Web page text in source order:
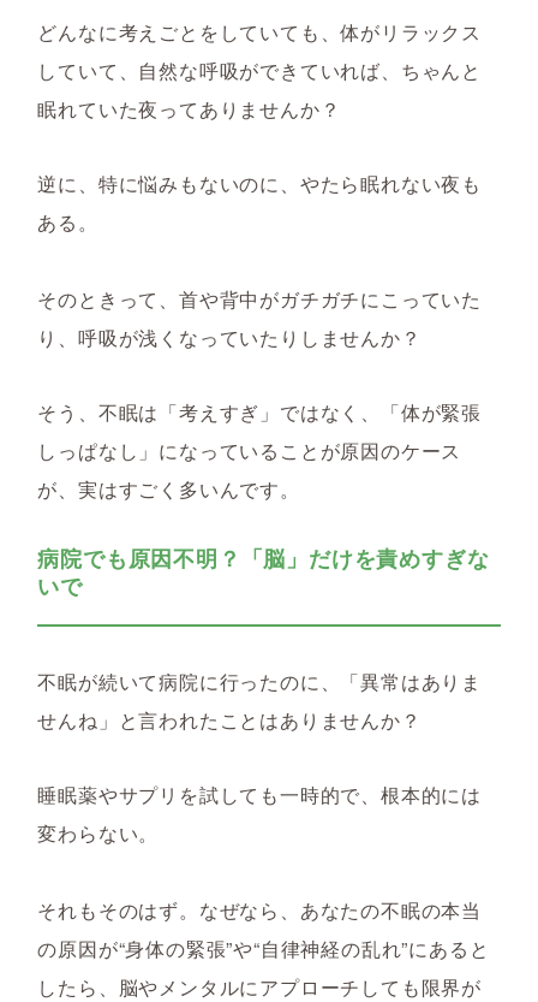
どんなに考えごとをしていても、体がリラックス
していて、自然な呼吸ができていれば、ちゃんと
眠れていた夜ってありませんか？
逆に、特に悩みもないのに、やたら眠れない夜も
ある。
そのときって、首や背中がガチガチにこっていた
り、呼吸が浅くなっていたりしませんか？
そう、不眠は「考えすぎ」ではなく、「体が緊張
しっぱなし」になっていることが原因のケース
が、実はすごく多いんです。
病院でも原因不明？「脳」だけを責めすぎな
いで
不眠が続いて病院に行ったのに、「異常はありま
せんね」と言われたことはありませんか？
睡眠薬やサプリを試しても一時的で、根本的には
変わらない。
それもそのはず。なぜなら、あなたの不眠の本当
の原因が“身体の緊張”や“自律神経の乱れ”にあると
したら、脳やメンタルにアプローチしても限界が